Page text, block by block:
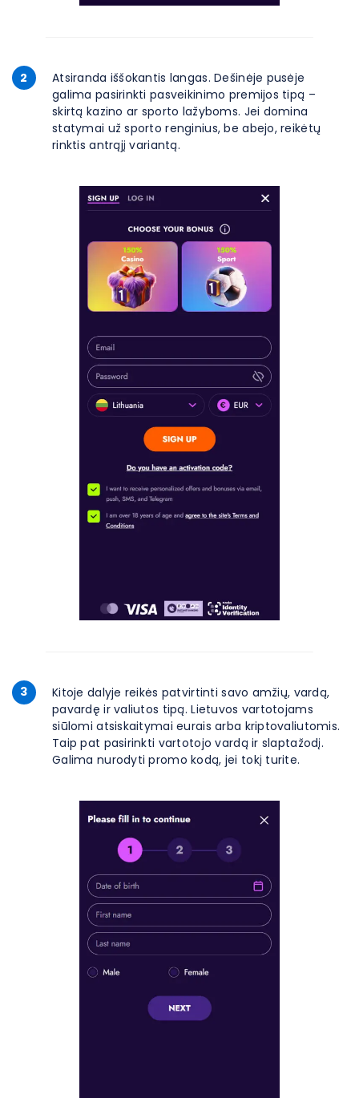
2
Atsiranda iššokantis langas. Dešinėje pusėje
galima pasirinkti pasveikinimo premijos tipą –
skirtą kazino ar sporto lažyboms. Jei domina
statymai už sporto renginius, be abejo, reikėtų
rinktis antrąjį variantą.
3
Kitoje dalyje reikės patvirtinti savo amžių, vardą,
pavardę ir valiutos tipą. Lietuvos vartotojams
siūlomi atsiskaitymai eurais arba kriptovaliutomis.
Taip pat pasirinkti vartotojo vardą ir slaptažodį.
Galima nurodyti promo kodą, jei tokį turite.